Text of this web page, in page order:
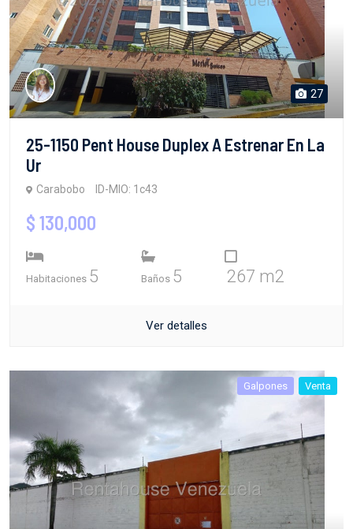
27
25-1150 Pent House Duplex A Estrenar En La
Ur
Carabobo ID-MIO: 1c43
$ 130,000
Habitaciones 5 Baños 5 267 m2
Ver detalles
Galpones Venta